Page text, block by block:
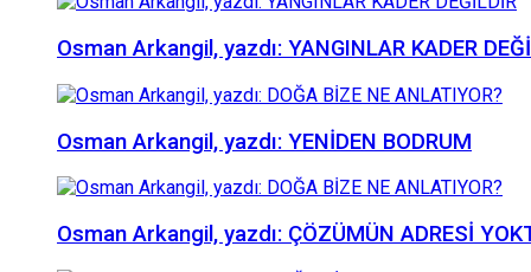
Osman Arkangil, yazdı: YANGINLAR KADER
Osman Arkangil, yazdı: YENİDEN BODRUM
Osman Arkangil, yazdı: ÇÖZÜMÜN ADRESİ